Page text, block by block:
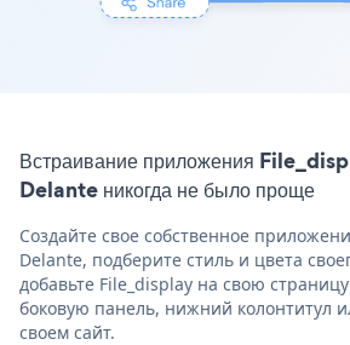
Встраивание приложения
Delante никогда не было проще
Создайте свое собственное
Delante, подберите стиль и цвета
добавьте File_display на свою
боковую панель, нижний колонтитул
своем сайт.